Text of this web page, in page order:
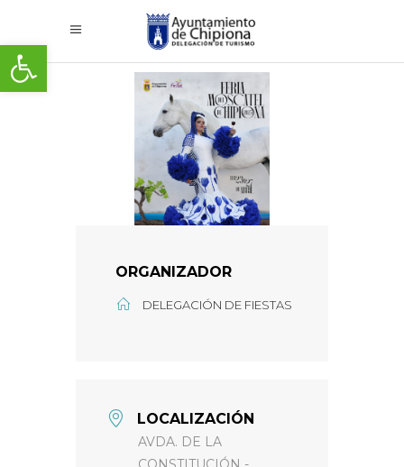
Abrir barra de herramientas
ORGANIZADOR
DELEGACIÓN DE FIESTAS
LOCALIZACIÓN
AVDA. DE LA